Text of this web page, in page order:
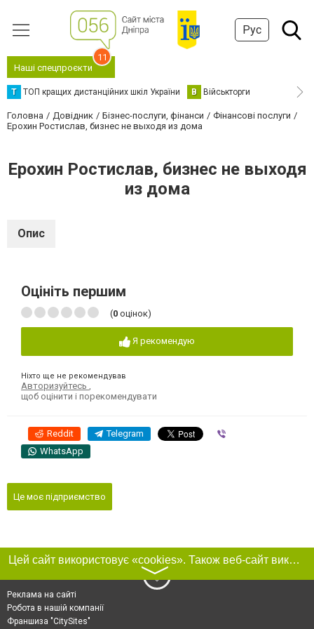
Рус
Наші спецпроєкти
11
Т ТОП кращих дистанційних шкіл України В Військторги
Головна Довідник Бізнес-послуги, фінанси
Фінансові послуги
Ерохин Ростислав, бизнес не выходя из дома
Ерохин Ростислав, бизнес не выходя
из дома
Опис
Оцініть першим
(0 оцінок)
Я рекомендую
Ніхто ще не рекомендував
Авторизуйтесь
щоб оцінити і порекомендувати
Reddit Telegram
WhatsApp
Це моє підприємство
Цей сайт використовує «cookies». Також веб-сайт використовує інтернет-сервіс для збору технічних даних стосовно відвідувачів з метою отримання маркетингової та статистичної інформації. Умови обробки даних відвідувачів сайту див.
〉
Реклама на сайті
Робота в нашій компанії
Франшиза "CitySites"